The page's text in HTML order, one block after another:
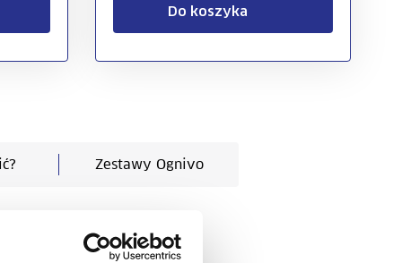
Do koszyka
Zestawy Ognivo